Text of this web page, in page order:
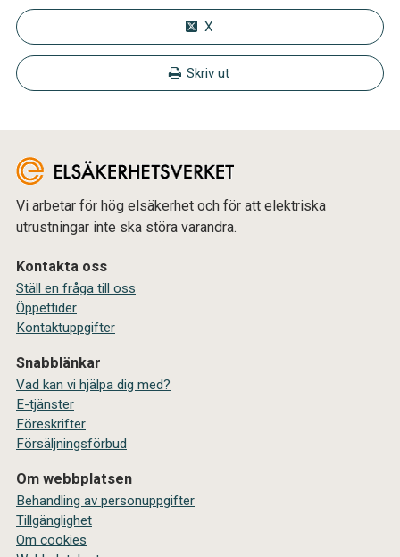
X
Skriv ut
Vi arbetar för hög elsäkerhet och för att elektriska
utrustningar inte ska störa varandra.
Kontakta oss
Ställ en fråga till oss
Öppettider
Kontaktuppgifter
Snabblänkar
Vad kan vi hjälpa dig med?
E-tjänster
Föreskrifter
Försäljningsförbud
Om webbplatsen
Behandling av personuppgifter
Tillgänglighet
Om cookies